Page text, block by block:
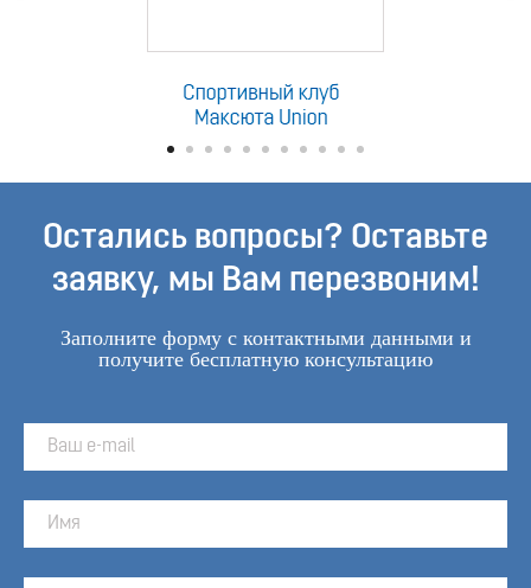
Остались вопросы? Оставьте
заявку, мы Вам перезвоним!
Заполните форму с контактными данными и
получите бесплатную консультацию